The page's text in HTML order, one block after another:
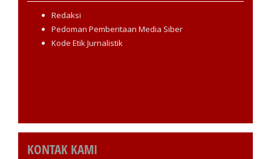
Redaksi
Pedoman Pemberitaan Media Siber
Kode Etik Jurnalistik
KONTAK KAMI